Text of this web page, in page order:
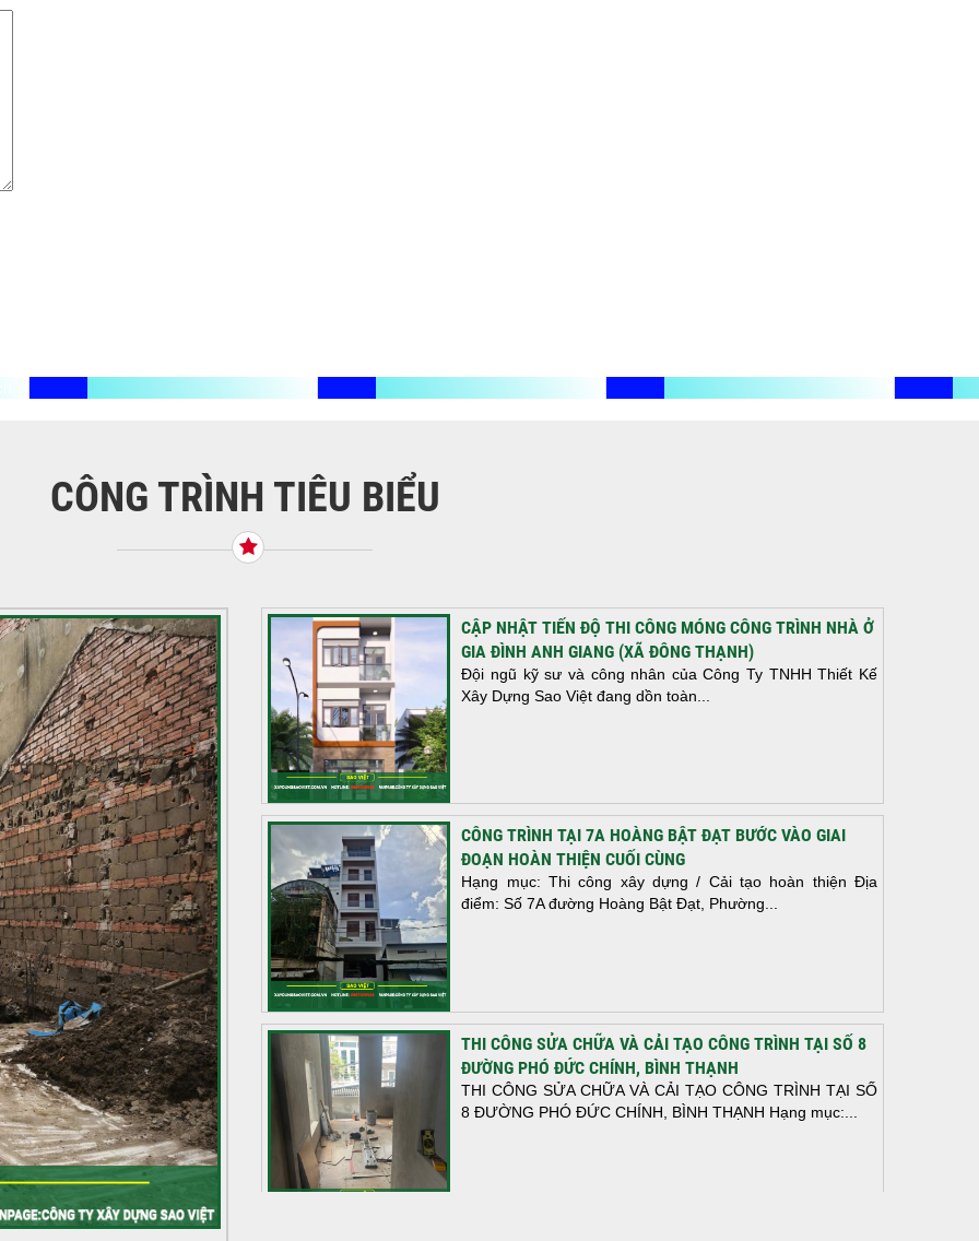
CÔNG TRÌNH TIÊU BIỂU
CẬP NHẬT TIẾN ĐỘ THI CÔNG MÓNG CÔNG TRÌNH NHÀ Ở
GIA ĐÌNH ANH GIANG (XÃ ĐÔNG THẠNH)
Đội ngũ kỹ sư và công nhân của Công Ty TNHH Thiết Kế
Xây Dựng Sao Việt đang dồn toàn...
CÔNG TRÌNH TẠI 7A HOÀNG BẬT ĐẠT BƯỚC VÀO GIAI
ĐOẠN HOÀN THIỆN CUỐI CÙNG
Hạng mục: Thi công xây dựng / Cải tạo hoàn thiện Địa
điểm: Số 7A đường Hoàng Bật Đạt, Phường...
THI CÔNG SỬA CHỮA VÀ CẢI TẠO CÔNG TRÌNH TẠI SỐ 8
ĐƯỜNG PHÓ ĐỨC CHÍNH, BÌNH THẠNH
THI CÔNG SỬA CHỮA VÀ CẢI TẠO CÔNG TRÌNH TẠI SỐ
8 ĐƯỜNG PHÓ ĐỨC CHÍNH, BÌNH THẠNH Hạng mục:...